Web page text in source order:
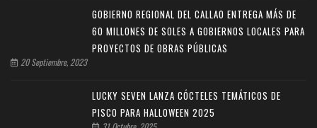
GOBIERNO REGIONAL DEL CALLAO ENTREGA MÁS DE
60 MILLONES DE SOLES A GOBIERNOS LOCALES PARA
PROYECTOS DE OBRAS PÚBLICAS
20 Septiembre, 2023
LUCKY SEVEN LANZA CÓCTELES TEMÁTICOS DE
PISCO PARA HALLOWEEN 2025